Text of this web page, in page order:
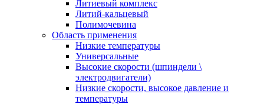
Литиевый комплекс
Литий-кальцевый
Полимочевина
Область применения
Низкие температуры
Универсальные
Высокие скорости (шпиндели \
электродвигатели)
Низкие скорости, высокое давление и
температуры